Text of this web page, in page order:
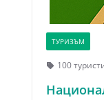
ТУРИЗЪМ
100